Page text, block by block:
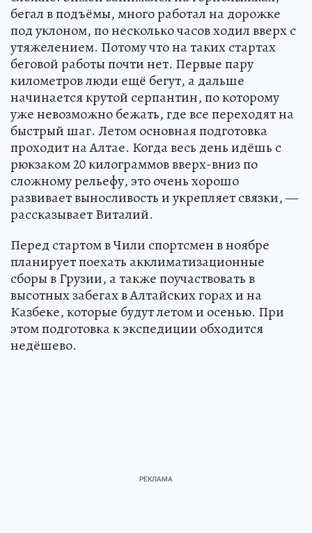
бегал в подъёмы, много работал на дорожке
под уклоном, по несколько часов ходил вверх с
утяжелением. Потому что на таких стартах
беговой работы почти нет. Первые пару
километров люди ещё бегут, а дальше
начинается крутой серпантин, по которому
уже невозможно бежать, где все переходят на
быстрый шаг. Летом основная подготовка
проходит на Алтае. Когда весь день идёшь с
рюкзаком 20 килограммов вверх-вниз по
сложному рельефу, это очень хорошо
развивает выносливость и укрепляет связки, —
рассказывает Виталий.
Перед стартом в Чили спортсмен в ноябре
планирует поехать акклиматизационные
сборы в Грузии, а также поучаствовать в
высотных забегах в Алтайских горах и на
Казбеке, которые будут летом и осенью. При
этом подготовка к экспедиции обходится
недёшево.